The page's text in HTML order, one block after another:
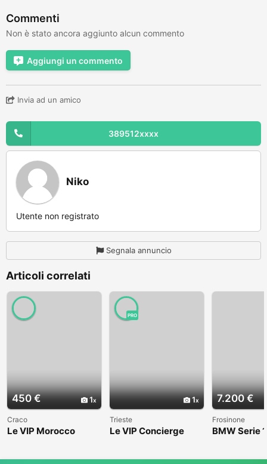
Commenti
Non è stato ancora aggiunto alcun commento
Aggiungi un commento
Invia ad un amico
389512xxxx
Niko
Utente non registrato
Segnala annuncio
Articoli correlati
450 € 1
Craco
Le VIP Morocco
1
PRO
Trieste
Le VIP Concierge
7.200 €
Frosinone
BMW Serie